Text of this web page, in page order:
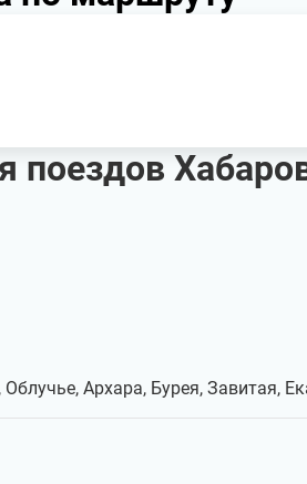
Архара, Бурея, Завитая,